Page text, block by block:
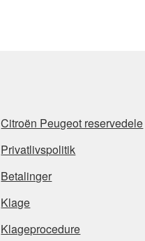
Citroën Peugeot reservedele
Privatlivspolitik
Betalinger
Klage
Klageprocedure